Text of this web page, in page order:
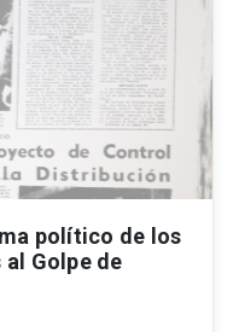
político de los
Golpe de